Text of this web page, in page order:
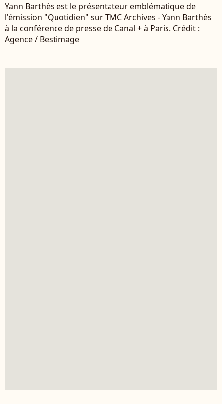
Yann Barthès est le présentateur emblématique de
l'émission "Quotidien" sur TMC Archives - Yann Barthès
à la conférence de presse de Canal + à Paris. Crédit :
Agence / Bestimage